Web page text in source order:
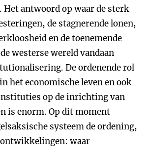
Het antwoord op waar de sterk
de stagnerende lonen,
en de toenemende
westerse wereld vandaan
De ordenende rol
het economische leven en ook
op de inrichting van
is enorm. Op dit moment
systeem de ordening,
waar